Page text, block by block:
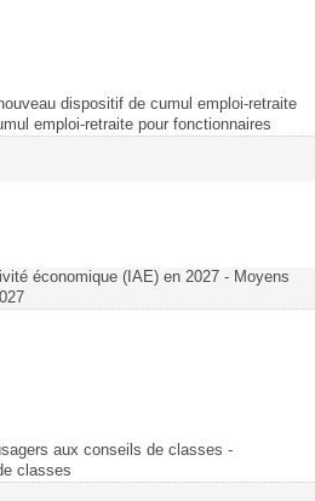
dispositif de cumul emploi-retraite
emploi-retraite pour fonctionnaires
économique (IAE) en 2027 - Moyens
aux conseils de classes -
classes